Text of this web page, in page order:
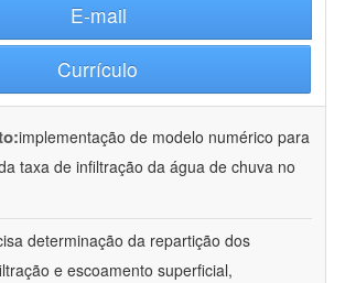
E-mail
Currículo
implementação de modelo numérico para
taxa de infiltração da água de chuva no
determinação da repartição dos
e escoamento superficial,